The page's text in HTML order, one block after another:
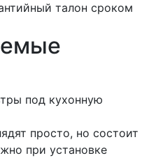
талон сроком
под кухонную
просто, но состоит
при установке